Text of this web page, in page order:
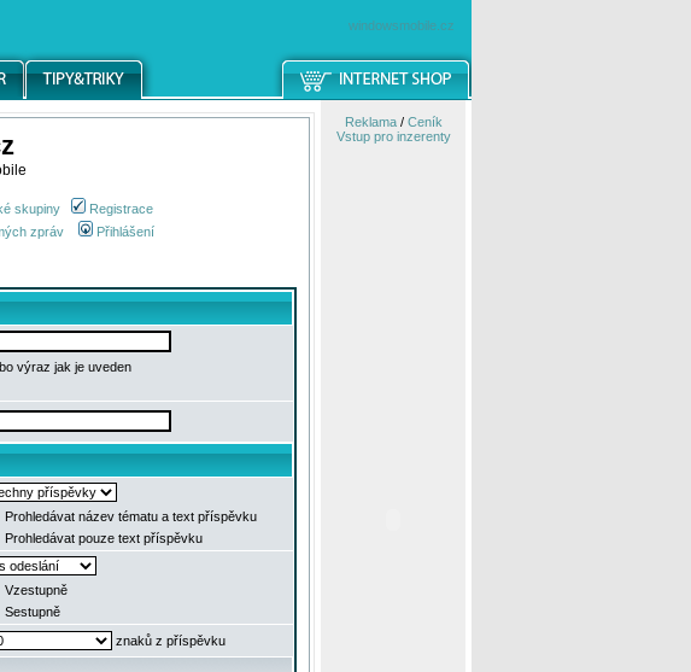
windowsmobile.cz
skupiny
Registrace
zpráv Přihlášení
výraz jak je uveden
Prohledávat název tématu a text příspěvku
Prohledávat pouze text příspěvku
Vzestupně
Sestupně
znaků z příspěvku
Reklama/ Ceník
Vstup pro inzerenty